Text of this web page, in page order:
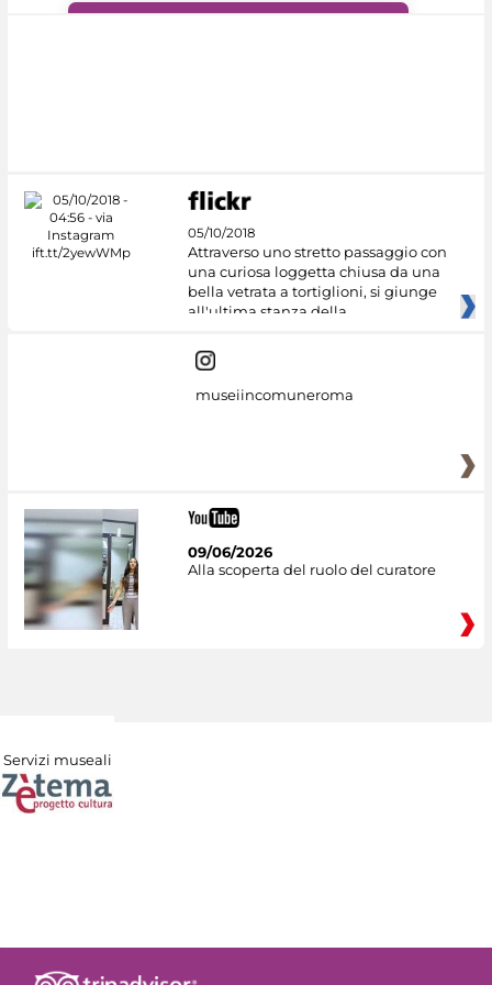
05/10/2018
Attraverso uno stretto passaggio con
una curiosa loggetta chiusa da una
bella vetrata a tortiglioni, si giunge
all'ultima stanza della
museiincomuneroma
09/06/2026
Alla scoperta del ruolo del curatore
Servizi museali